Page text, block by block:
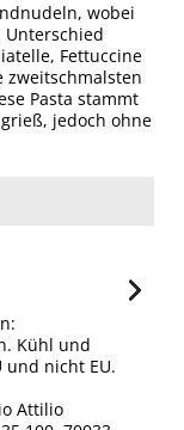
wobei
Fettuccine
zweitschmalsten
Pasta stammt
jedoch ohne
Kühl und
und nicht EU.
Attilio